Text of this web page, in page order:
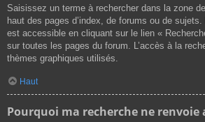
Saisissez un terme à rechercher dans la zone
haut des pages d’index, de forums ou de
est accessible en cliquant sur le lien «
sur toutes les pages du forum. L’accès à la
thèmes graphiques utilisés.
Haut
Pourquoi ma recherche ne